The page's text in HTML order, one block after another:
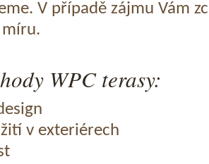
V případě zájmu Vám
míru.
WPC terasy:
v exteriérech